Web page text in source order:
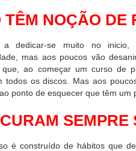
TÊM NOÇÃO DE
a dedicar-se muito no
mas aos poucos vão
que, ao começar um curso de
todos os discos. Mas aos
ponto de esquecer que têm um
é construído de hábitos que